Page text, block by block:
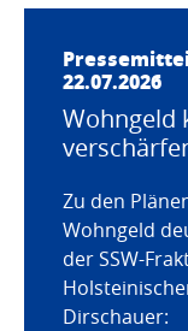
22.07.2026
Wohngeld
Zu den
Wohngeld
der SSW-
Dirschauer: